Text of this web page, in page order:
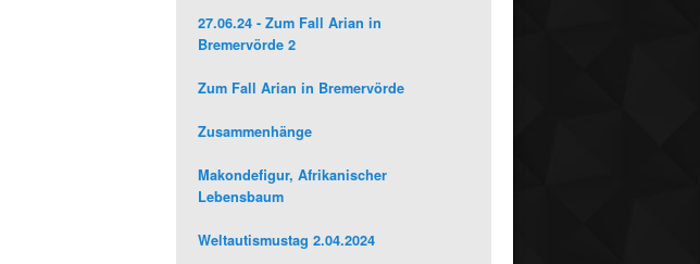
27.06.24 - Zum Fall Arian in
Bremervörde 2
Zum Fall Arian in Bremervörde
Zusammenhänge
Makondefigur, Afrikanischer
Lebensbaum
Weltautismustag 2.04.2024